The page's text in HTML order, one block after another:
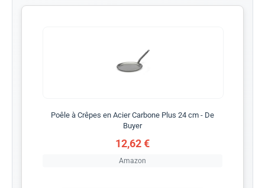
Poêle à Crêpes en Acier Carbone Plus 24 cm - De
Buyer
12,62 €
Amazon